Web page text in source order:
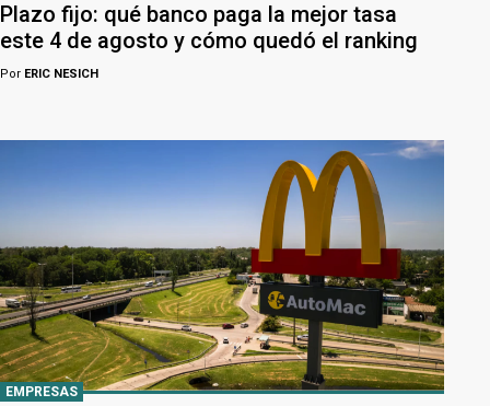
Plazo fijo: qué banco paga la mejor tasa
este 4 de agosto y cómo quedó el ranking
Por ERIC NESICH
EMPRESAS